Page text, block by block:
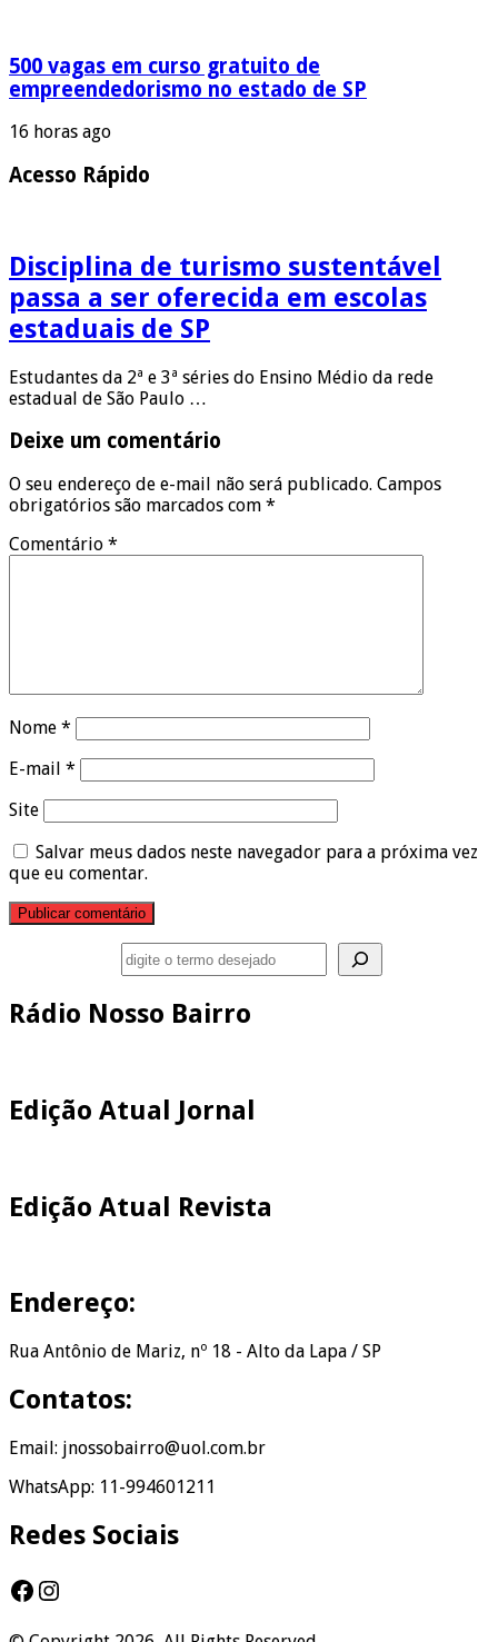
500 vagas em curso gratuito de
empreendedorismo no estado de SP
16 horas ago
Acesso Rápido
Disciplina de turismo sustentável
passa a ser oferecida em escolas
estaduais de SP
Estudantes da 2ª e 3ª séries do Ensino Médio da rede
estadual de São Paulo …
Deixe um comentário
O seu endereço de e-mail não será publicado. Campos
obrigatórios são marcados com *
Comentário *
Nome *
E-mail *
Site
Salvar meus dados neste navegador para a próxima vez
que eu comentar.
Rádio Nosso Bairro
Edição Atual Jornal
Edição Atual Revista
Endereço:
Rua Antônio de Mariz, nº 18 - Alto da Lapa / SP
Contatos:
Email: jnossobairro@uol.com.br
WhatsApp: 11-994601211
Redes Sociais
Facebook
Instagram